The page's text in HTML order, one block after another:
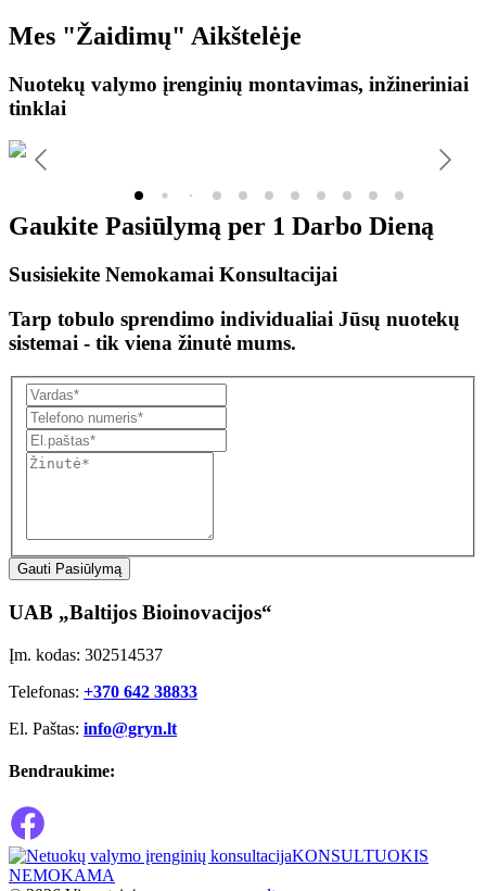
Mes "Žaidimų" Aikštelėje
Nuotekų valymo įrenginių montavimas, inžineriniai
tinklai
Gaukite Pasiūlymą per 1 Darbo Dieną
Susisiekite Nemokamai Konsultacijai
Tarp tobulo sprendimo individualiai Jūsų nuotekų
sistemai - tik viena žinutė mums.
Gauti Pasiūlymą
UAB „Baltijos Bioinovacijos“
Įm. kodas: 302514537
Telefonas: +370 642 38833
El. Paštas: info@gryn.lt
Bendraukime:
KONSULTUOKIS
NEMOKAMA